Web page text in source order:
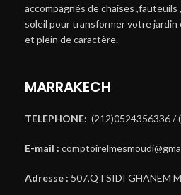
accompagnés de chaises ,fauteuils
soleil pour transformer votre jardin
et plein de caractère.
MARRAKECH
TELEPHONE: (212)0524356336 /
E-mail :
Adresse : 507,Q I SIDI GHANEM